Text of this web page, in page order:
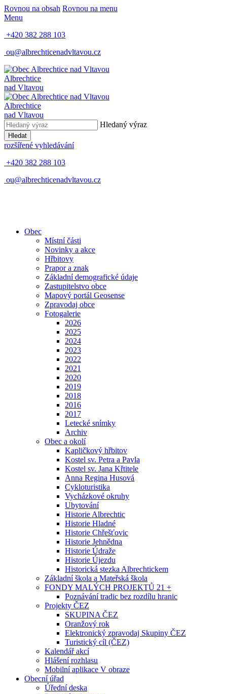
Rovnou na obsah Rovnou na menu
Menu
+420 382 288 103
ou@albrechticenadvltavou.cz
Albrechtice
nad Vltavou
Albrechtice
nad Vltavou
Hledaný výraz
Hledat
rozšířené vyhledávání
+420 382 288 103
ou@albrechticenadvltavou.cz
Obec
Místní části
Novinky a akce
Hřbitovy
Prapor a znak
Základní demografické údaje
Zastupitelstvo obce
Mapový portál Geosense
Zpravodaj obce
Fotogalerie
2026
2025
2024
2023
2022
2021
2020
2019
2018
2016
2017
Letecké snímky
Archiv
Obec a okolí
Kapličkový hřbitov
Kostel sv. Petra a Pavla
Kostel sv. Jana Křtitele
Anna Regina Husová
Cykloturistika
Vycházkové okruhy
Ubytování
Historie Albrechtic
Historie Hladné
Historie Chřešťovic
Historie Jehnědna
Historie Údraže
Historie Újezdu
Historická stezka Albrechtickem
Základní škola a Mateřská škola
FONDY MALÝCH PROJEKTŮ 21 +
Poznávání tradic bez rozdílu hranic
Projekty ČEZ
SKUPINA ČEZ
Oranžový rok
Elektronický zpravodaj Skupiny ČEZ
Turistický cíl (ČEZ)
Kalendář akcí
Hlášení rozhlasu
Mobilní aplikace V obraze
Obecní úřad
Úřední deska